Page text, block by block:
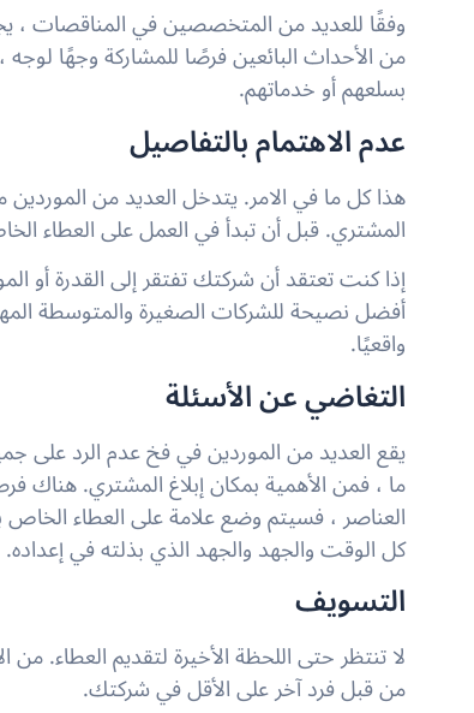
وفقًا للعديد من المتخصصين في المناقصات ،
من الأحداث البائعين فرصًا للمشاركة وجهًا
بسلعهم أو خدماتهم.
عدم الاهتمام بالتفاصيل
هذا كل ما في الامر. يتدخل العديد من
المشتري. قبل أن تبدأ في العمل على العطاء
إذا كنت تعتقد أن شركتك تفتقر إلى القدرة أو
أفضل نصيحة للشركات الصغيرة والمتوسطة
واقعيًا.
التغاضي عن الأسئلة
يقع العديد من الموردين في فخ عدم الرد على
ما ، فمن الأهمية بمكان إبلاغ المشتري. هناك
العناصر ، فسيتم وضع علامة على العطاء
كل الوقت والجهد والجهد الذي بذلته في إعداده.
التسويف
لا تنتظر حتى اللحظة الأخيرة لتقديم العطاء.
من قبل فرد آخر على الأقل في شركتك.